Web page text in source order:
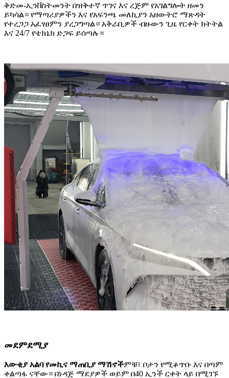
ቅድመ-ኢንቨስትመንት በዝቅተኛ ጥገና እና ረጅም የአገልግሎት ዘመን
ይካሳል። የማጣሪያዎችን እና የአፍንጫ መለኪያን አዘውትሮ ማጽዳት
የተረጋጋ አፈፃፀምን ያረጋግጣል። አቅራቢዎች ብዙውን ጊዜ የርቀት ክትትል
እና 24/7 የቴክኒክ ድጋፍ ይሰጣሉ።
መደምደሚያ
እውቂያ አልባ የመኪና ማጠቢያ ማሽኖችምቹ፣ ቦታን የሚቆጥቡ እና በጣም
ቀልጣፋ ናቸው። በነዳጅ ማደያዎች ወይም በ40 ኢንች ርቀት ላይ በሚገኙ